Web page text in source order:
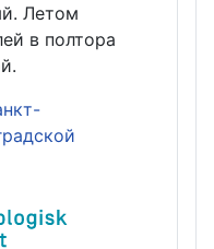
Летом
в полтора